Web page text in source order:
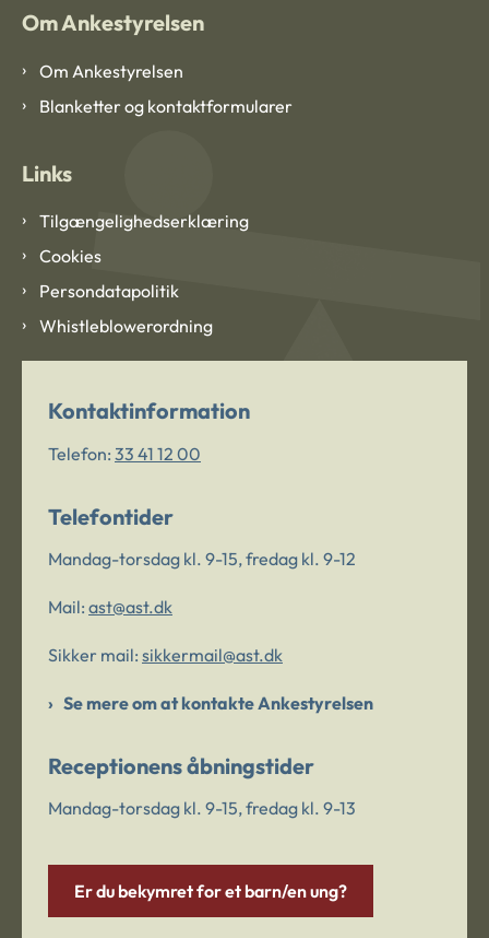
Om Ankestyrelsen
Om Ankestyrelsen
Blanketter og kontaktformularer
Links
Tilgængelighedserklæring
Cookies
Persondatapolitik
Whistleblowerordning
Kontaktinformation
Telefon: 33 41 12 00
Telefontider
Mandag-torsdag kl. 9-15, fredag kl. 9-12
Mail: ast@ast.dk
Sikker mail: sikkermail@ast.dk
Se mere om at kontakte Ankestyrelsen
Receptionens åbningstider
Mandag-torsdag kl. 9-15, fredag kl. 9-13
Er du bekymret for et barn/en ung?